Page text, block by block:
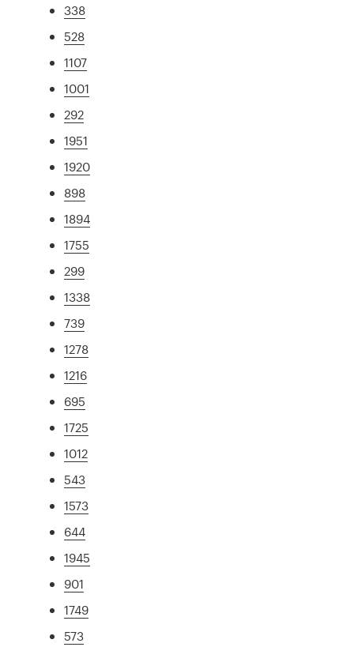
338
528
1107
1001
292
1951
1920
898
1894
1755
299
1338
739
1278
1216
695
1725
1012
543
1573
644
1945
901
1749
573